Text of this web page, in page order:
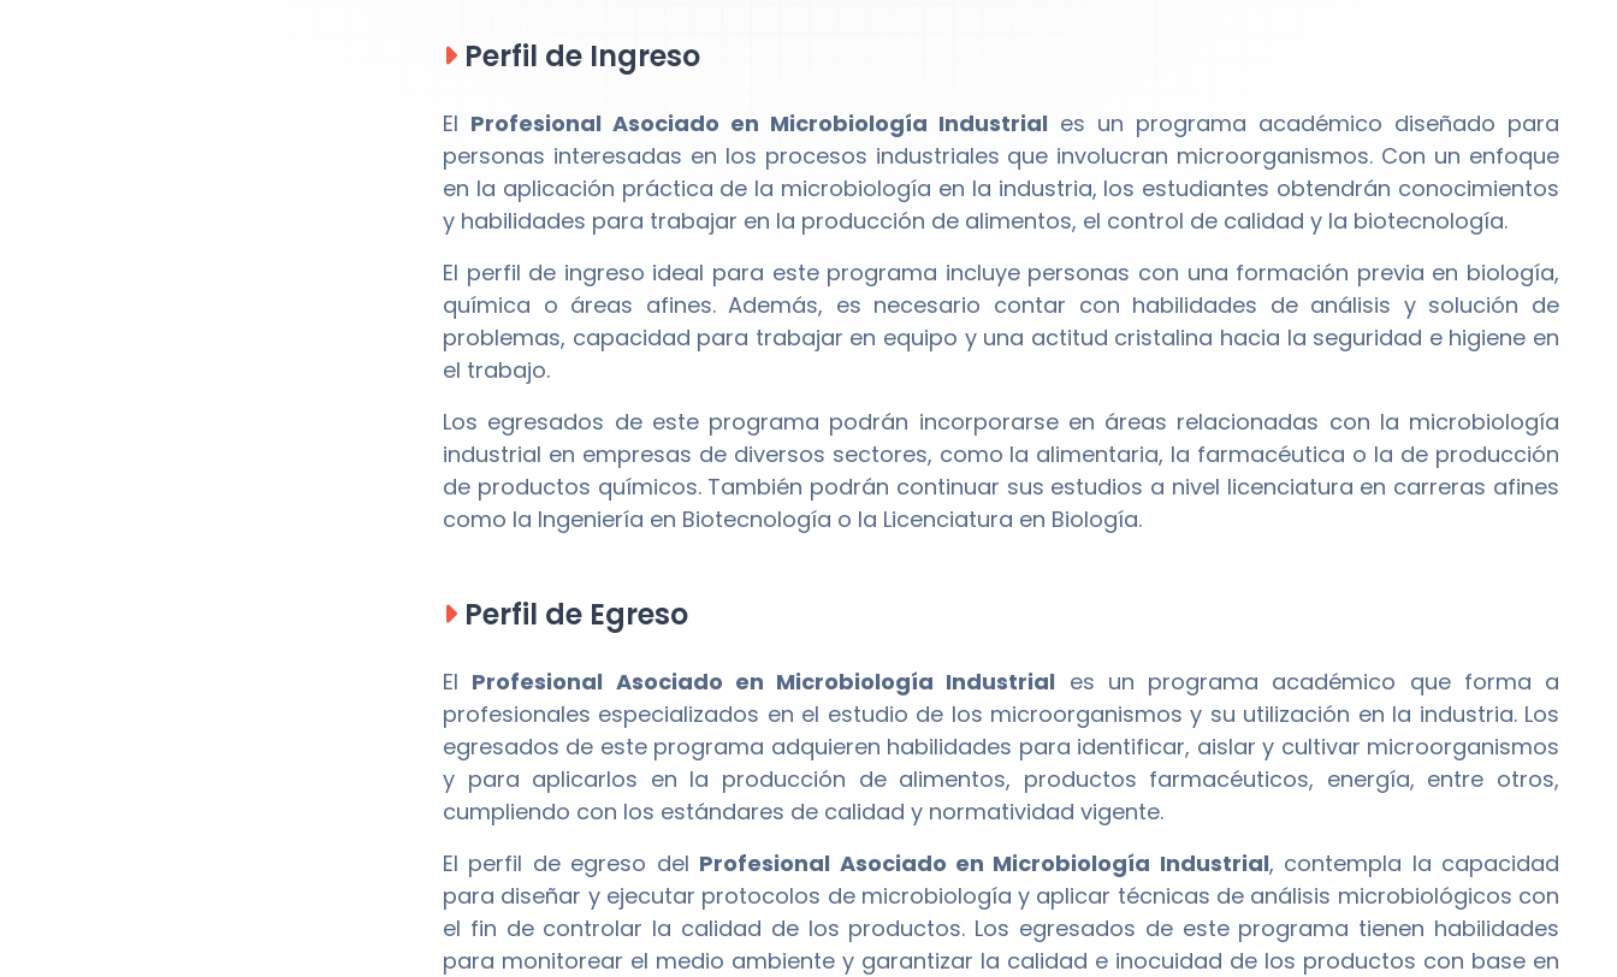
Perfil de Ingreso
El Profesional Asociado en Microbiología Industrial es un programa académico diseñado para
personas interesadas en los procesos industriales que involucran microorganismos. Con un enfoque
en la aplicación práctica de la microbiología en la industria, los estudiantes obtendrán conocimientos
y habilidades para trabajar en la producción de alimentos, el control de calidad y la biotecnología.
El perfil de ingreso ideal para este programa incluye personas con una formación previa en biología,
química o áreas afines. Además, es necesario contar con habilidades de análisis y solución de
problemas, capacidad para trabajar en equipo y una actitud cristalina hacia la seguridad e higiene en
el trabajo.
Los egresados de este programa podrán incorporarse en áreas relacionadas con la microbiología
industrial en empresas de diversos sectores, como la alimentaria, la farmacéutica o la de producción
de productos químicos. También podrán continuar sus estudios a nivel licenciatura en carreras afines
como la Ingeniería en Biotecnología o la Licenciatura en Biología.
Perfil de Egreso
El Profesional Asociado en Microbiología Industrial es un programa académico que forma a
profesionales especializados en el estudio de los microorganismos y su utilización en la industria. Los
egresados de este programa adquieren habilidades para identificar, aislar y cultivar microorganismos
y para aplicarlos en la producción de alimentos, productos farmacéuticos, energía, entre otros,
cumpliendo con los estándares de calidad y normatividad vigente.
El perfil de egreso del Profesional Asociado en Microbiología Industrial, contempla la capacidad
para diseñar y ejecutar protocolos de microbiología y aplicar técnicas de análisis microbiológicos con
el fin de controlar la calidad de los productos. Los egresados de este programa tienen habilidades
para monitorear el medio ambiente y garantizar la calidad e inocuidad de los productos con base en